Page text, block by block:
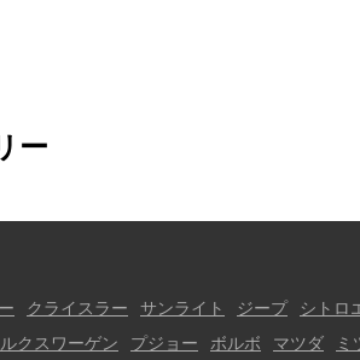
ー
クライスラー サンライト ジープ シトロ
クスワーゲン プジョー ボルボ マツダ ミ